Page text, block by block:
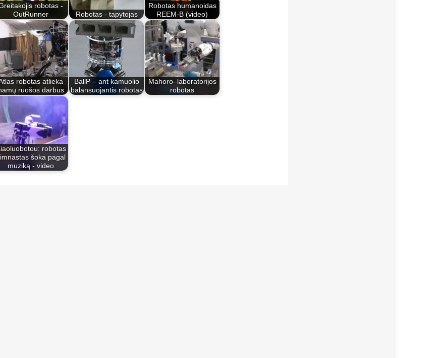
robotas -
OutRunner
Robotas - tapytojas
Robotas humanoidas
REEM-B (video)
robotas atlieka
ruošos darbus
BallP – ant kamuolio
balansuojantis robotas
Mahoro–laboratorijos
robotas
robotas
šoka pagal
muziką - video